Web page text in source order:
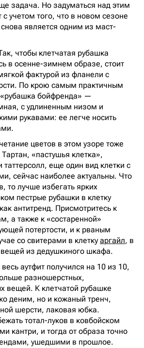
задача. Но задуматься над этим
с учетом того, что в новом сезоне
является одним из маст-
чтобы клетчатая рубашка
в осенне-зимнем образе, стоит
фактурой из фланели с
По крою самым практичным
бойфренда» —
с удлиненным низом и
рукавами: ее легче носить
цветов в этом узоре тоже
«пастушья клетка»,
еще один вид клетки с
сейчас наиболее актуальны. Что
то лучше избегать ярких
пестрые рубашки в клетку
антитренд. Присмотритесь к
а также к «состаренной»
потертости, и к рваным
со свитерами в клеткуаргайл, в
из дедушкиного шкафа.
аутфит получился на 10 из 10,
разношерстных,
вещей. К клетчатой рубашке
деним, но и кожаный тренч,
шерсти, лаковая юбка.
тотал-луков в ковбойском
кантри, и тогда от образа точно
ушедшими в прошлое.